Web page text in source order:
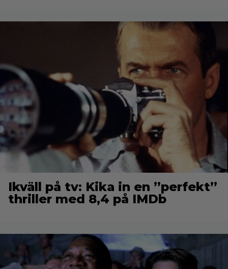
Ikväll på tv: Kika in en ”perfekt”
thriller med 8,4 på IMDb